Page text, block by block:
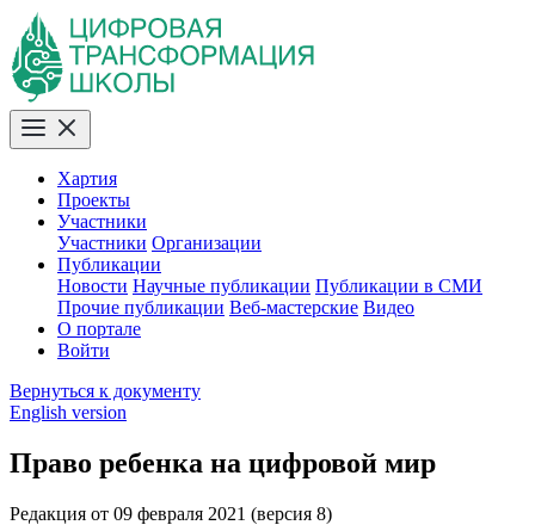
Хартия
Проекты
Участники
Участники Организации
Публикации
Новости Научные публикации Публикации в СМИ
Прочие публикации Веб-мастерские Видео
О портале
Войти
Вернуться к документу
English version
Право ребенка на цифровой мир
Редакция от 09 февраля 2021 (версия 8)